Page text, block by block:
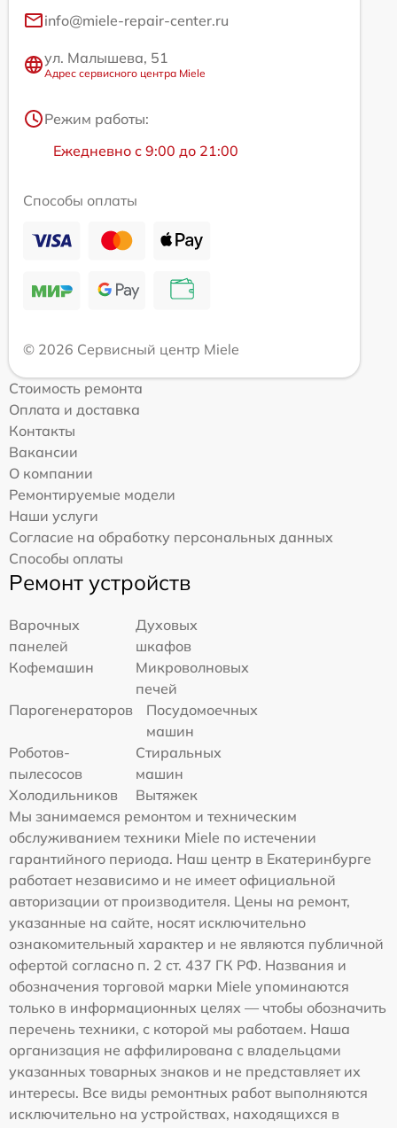
info@miele-repair-center.ru
ул. Малышева, 51
Адрес сервисного центра Miele
Режим работы:
Ежедневно с 9:00 до 21:00
Способы оплаты
© 2026 Сервисный центр Miele
Стоимость ремонта
Оплата и доставка
Контакты
Вакансии
О компании
Ремонтируемые модели
Наши услуги
Согласие на обработку персональных данных
Способы оплаты
Ремонт устройств
Варочных
панелей
Духовых
шкафов
Кофемашин
Микроволновых
печей
Парогенераторов
Посудомоечных
машин
Роботов-
пылесосов
Стиральных
машин
Холодильников
Вытяжек
Мы занимаемся ремонтом и техническим
обслуживанием техники Miele по истечении
гарантийного периода. Наш центр в Екатеринбурге
работает независимо и не имеет официальной
авторизации от производителя. Цены на ремонт,
указанные на сайте, носят исключительно
ознакомительный характер и не являются публичной
офертой согласно п. 2 ст. 437 ГК РФ. Названия и
обозначения торговой марки Miele упоминаются
только в информационных целях — чтобы обозначить
перечень техники, с которой мы работаем. Наша
организация не аффилирована с владельцами
указанных товарных знаков и не представляет их
интересы. Все виды ремонтных работ выполняются
исключительно на устройствах, находящихся в